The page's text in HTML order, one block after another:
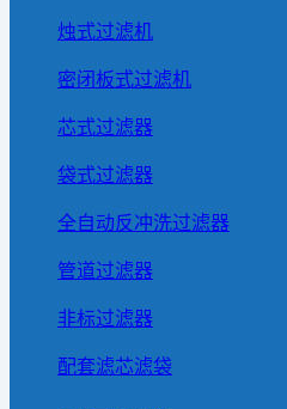
烛式过滤机
密闭板式过滤机
芯式过滤器
袋式过滤器
全自动反冲洗过滤器
管道过滤器
非标过滤器
配套滤芯滤袋